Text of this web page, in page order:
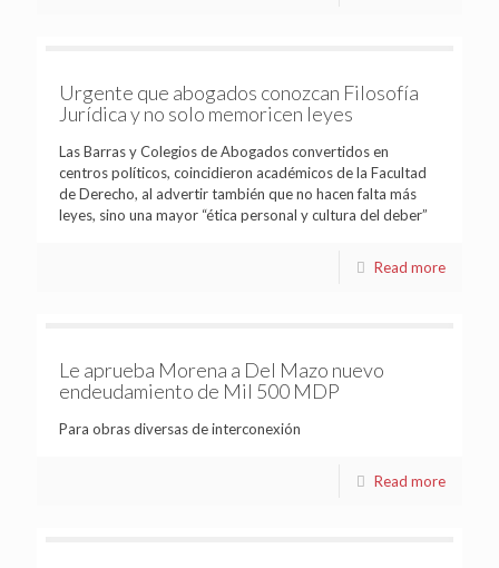
Urgente que abogados conozcan Filosofía
Jurídica y no solo memoricen leyes
Las Barras y Colegios de Abogados convertidos en
centros políticos, coincidieron académicos de la Facultad
de Derecho, al advertir también que no hacen falta más
leyes, sino una mayor “ética personal y cultura del deber”
Read more
Le aprueba Morena a Del Mazo nuevo
endeudamiento de Mil 500 MDP
Para obras diversas de interconexión
Read more